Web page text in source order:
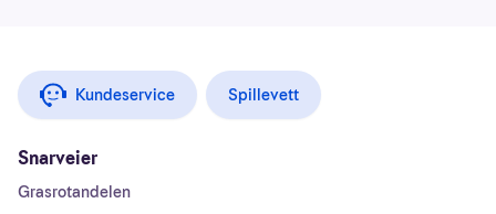
Kundeservice Spillevett
Snarveier
Grasrotandelen